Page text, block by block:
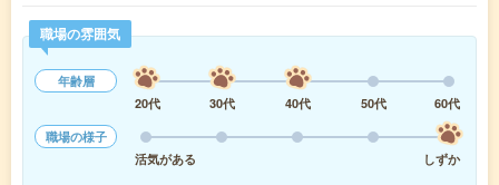
職場の雰囲気
年齢層
20代
30代 40代 50代
60代
職場の様子
活気がある
しずか